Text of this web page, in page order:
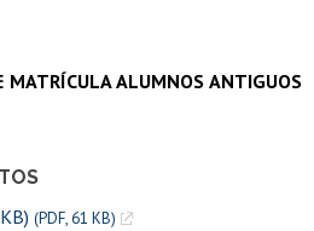
(PDF, 61 KB)
MATRÍCULA ALUMNOS ANTIGUOS